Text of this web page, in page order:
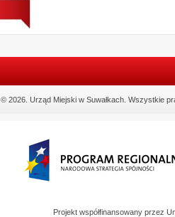
© 2026. Urząd Miejski w Suwałkach. Wszystkie
Projekt współfinansowany przez